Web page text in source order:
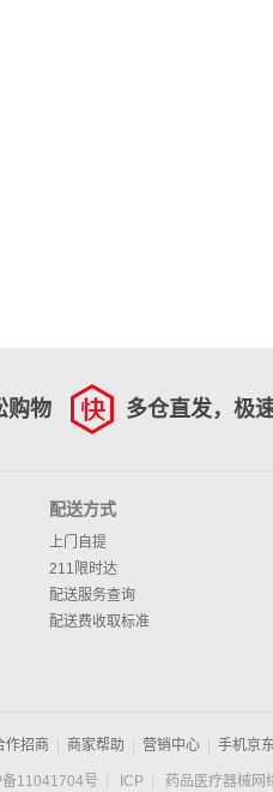
购物 多仓直发，极
配送方式
上门自提
211限时达
配送服务查询
配送费收取标准
作招商 商家帮助 营销中心 手机京
备11041704号 ICP 药品医疗器械网